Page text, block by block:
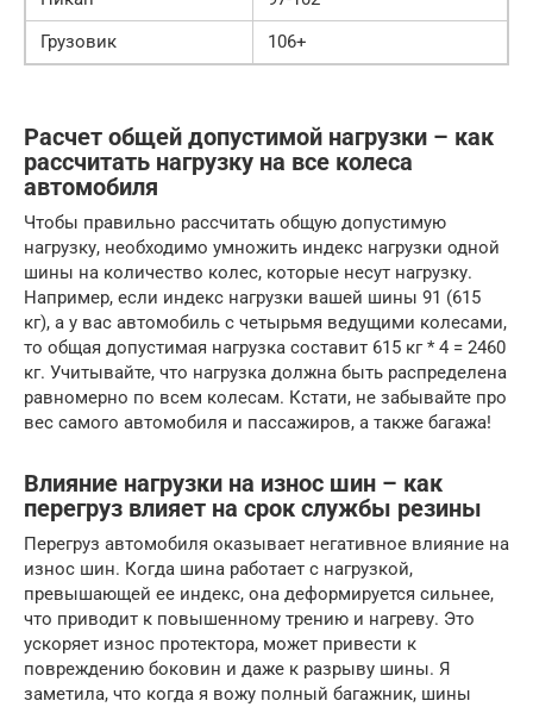
Грузовик
106+
Расчет общей допустимой нагрузки – как
рассчитать нагрузку на все колеса
автомобиля
Чтобы правильно рассчитать общую допустимую
нагрузку, необходимо умножить индекс нагрузки одной
шины на количество колес, которые несут нагрузку.
Например, если индекс нагрузки вашей шины 91 (615
кг), а у вас автомобиль с четырьмя ведущими колесами,
то общая допустимая нагрузка составит 615 кг * 4 = 2460
кг. Учитывайте, что нагрузка должна быть распределена
равномерно по всем колесам. Кстати, не забывайте про
вес самого автомобиля и пассажиров, а также багажа!
Влияние нагрузки на износ шин – как
перегруз влияет на срок службы резины
Перегруз автомобиля оказывает негативное влияние на
износ шин. Когда шина работает с нагрузкой,
превышающей ее индекс, она деформируется сильнее,
что приводит к повышенному трению и нагреву. Это
ускоряет износ протектора, может привести к
повреждению боковин и даже к разрыву шины. Я
заметила, что когда я вожу полный багажник, шины